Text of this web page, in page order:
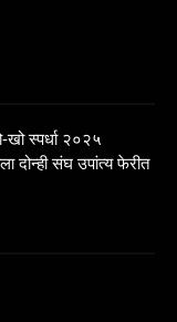
खो स्पर्धा २०२५
दोन्ही संघ उपांत्य फेरीत